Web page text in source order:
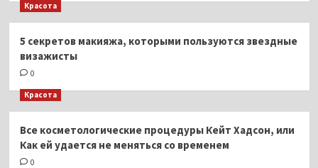
Красота
5 секретов макияжа, которыми пользуются звездные
визажисты
0
Красота
Все косметологические процедуры Кейт Хадсон, или
Как ей удается не меняться со временем
0